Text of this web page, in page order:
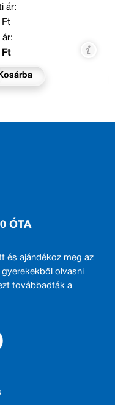
ár:
Ft
ár:
Ft
Kosárba
ÓTA
és ajándékoz meg az
olvasni
továbbadták a